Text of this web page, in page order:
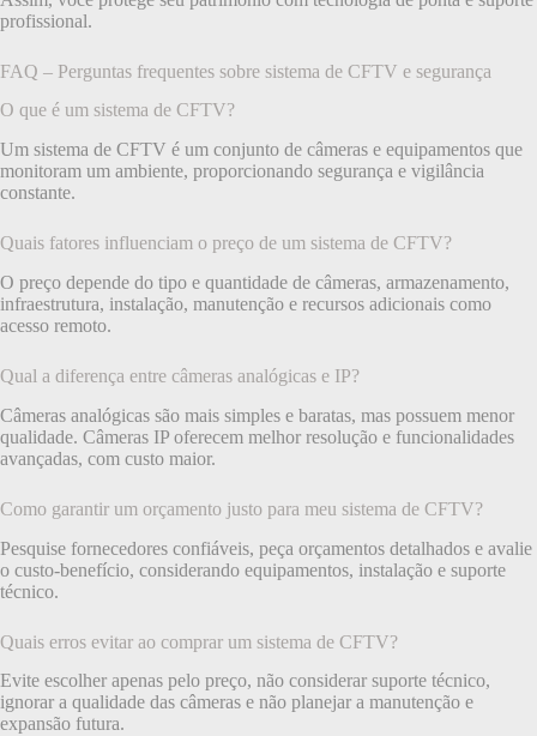
profissional.
FAQ – Perguntas frequentes sobre sistema de CFTV e segurança
O que é um sistema de CFTV?
Um sistema de CFTV é um conjunto de câmeras e equipamentos que
monitoram um ambiente, proporcionando segurança e vigilância
constante.
Quais fatores influenciam o preço de um sistema de CFTV?
O preço depende do tipo e quantidade de câmeras, armazenamento,
infraestrutura, instalação, manutenção e recursos adicionais como
acesso remoto.
Qual a diferença entre câmeras analógicas e IP?
Câmeras analógicas são mais simples e baratas, mas possuem menor
qualidade. Câmeras IP oferecem melhor resolução e funcionalidades
avançadas, com custo maior.
Como garantir um orçamento justo para meu sistema de CFTV?
Pesquise fornecedores confiáveis, peça orçamentos detalhados e avalie
o custo-benefício, considerando equipamentos, instalação e suporte
técnico.
Quais erros evitar ao comprar um sistema de CFTV?
Evite escolher apenas pelo preço, não considerar suporte técnico,
ignorar a qualidade das câmeras e não planejar a manutenção e
expansão futura.